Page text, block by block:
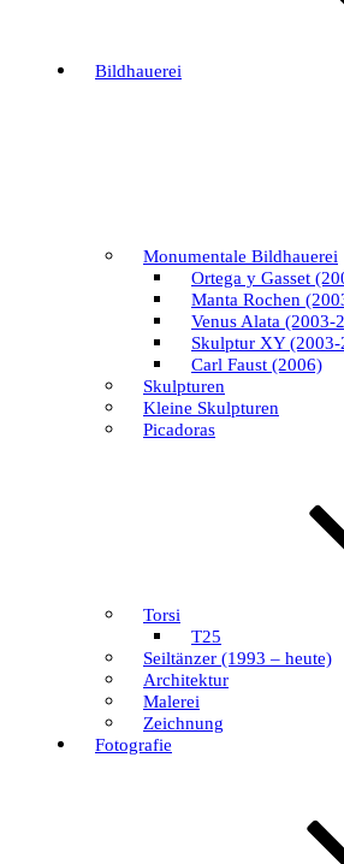
Bildhauerei
Monumentale Bildhauerei
Ortega y Gasset
Manta Rochen
Venus Alata (2003-
Skulptur XY (2003-
Carl Faust (2006)
Skulpturen
Kleine Skulpturen
Picadoras
Torsi
T25
Seiltänzer (1993 – heute)
Architektur
Malerei
Zeichnung
Fotografie